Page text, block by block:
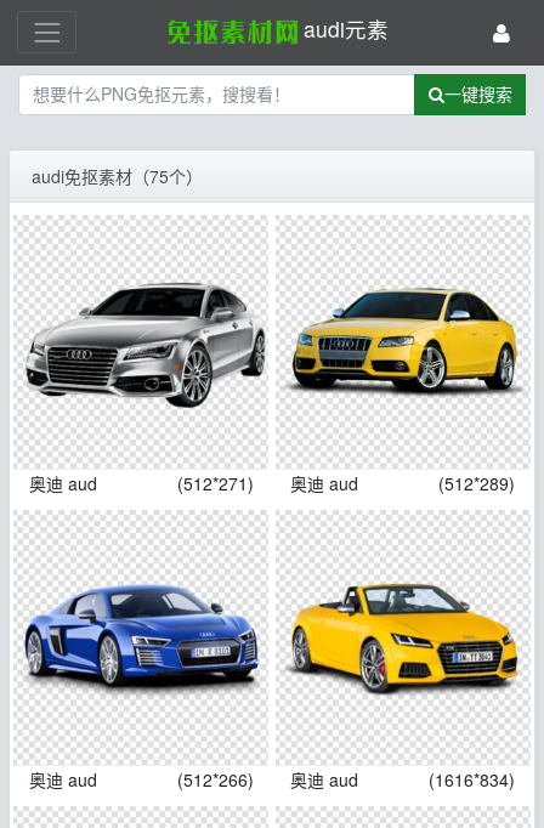
audi元素
一键搜索
audi免抠素材（75个）
奥迪 aud (512*271) 奥迪 aud (512*289)
奥迪 aud (512*266) 奥迪 aud (1616*834)